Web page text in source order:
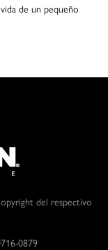
de un pequeño
del respectivo
0879